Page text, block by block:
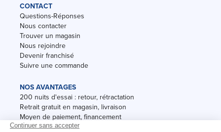
CONTACT
Questions-Réponses
Nous contacter
Trouver un magasin
Nous rejoindre
Devenir franchisé
Suivre une commande
NOS AVANTAGES
200 nuits d'essai : retour, rétractation
Retrait gratuit en magasin, livraison
Moyen de paiement, financement
Garantie